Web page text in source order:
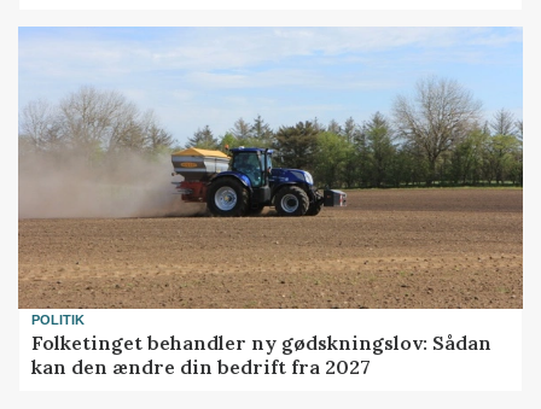
POLITIK
Folketinget behandler ny gødskningslov: Sådan
kan den ændre din bedrift fra 2027